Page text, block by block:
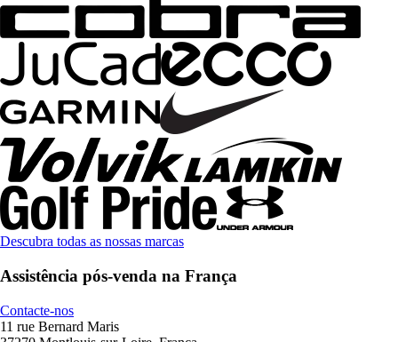
Descubra todas as nossas marcas
Assistência pós-venda na França
Contacte-nos
11 rue Bernard Maris